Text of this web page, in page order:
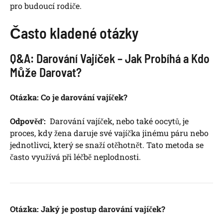
pro budoucí rodiče.
Často kladené otázky
Q&A: ​Darování⁤ Vajíček – Jak ⁤Probíhá ‍a‌ Kdo
Může Darovat?
Otázka: Co je darování vajíček?
Odpověď: ​ Darování ‌vajíček, nebo také oocytů, je
proces, kdy žena​ daruje své vajíčka jinému ⁣páru nebo
jednotlivci, ‌který se snaží ‍otěhotnět. ⁢Tato metoda se
často využívá při léčbě ⁣neplodnosti.
Otázka: Jaký ⁤je postup darování​ vajíček?